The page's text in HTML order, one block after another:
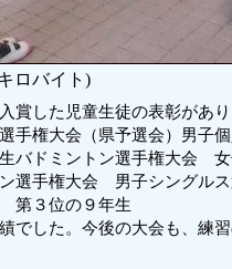
ロバイト)
賞した児童生徒の表彰があり
手権大会（県予選会）男子
バドミントン選手権大会
選手権大会 男子シングルス
３位の９年生
でした。今後の大会も、練